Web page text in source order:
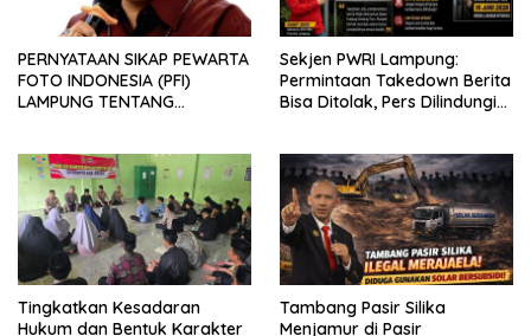
PERNYATAAN SIKAP PEWARTA
FOTO INDONESIA (PFI)
LAMPUNG TENTANG
TERHADAP JURNALIS DI
PENGADILAN NEGERI
TANJUNG KARANG.
Sekjen PWRI Lampung:
Permintaan Takedown Berita
Bisa Ditolak, Pers Dilindungi
Tingkatkan Kesadaran
Hukum dan Bentuk Karakter
Tambang Pasir Silika
Menjamur di Pasir